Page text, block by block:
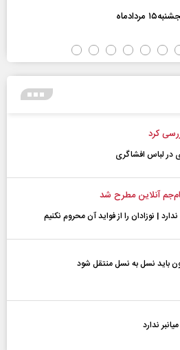
کرد
در لباس افشاگری
آنلاین مطرح شد
| نوزادان را از فواید آن محروم نکنیم
باید نسل به نسل منتقل شود
ندارد